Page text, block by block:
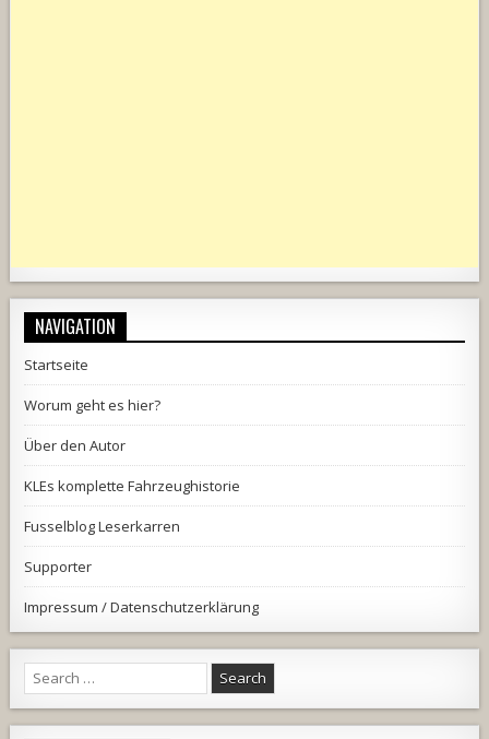
NAVIGATION
Startseite
Worum geht es hier?
Über den Autor
KLEs komplette Fahrzeughistorie
Fusselblog Leserkarren
Supporter
Impressum / Datenschutzerklärung
Search
for: